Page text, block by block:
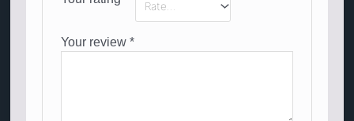
Your review*